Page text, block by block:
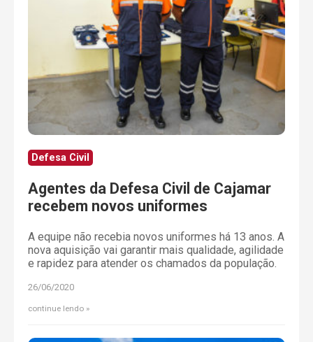
Defesa Civil
Agentes da Defesa Civil de Cajamar
recebem novos uniformes
A equipe não recebia novos uniformes há 13 anos. A
nova aquisição vai garantir mais qualidade, agilidade
e rapidez para atender os chamados da população.
26/06/2020
continue lendo